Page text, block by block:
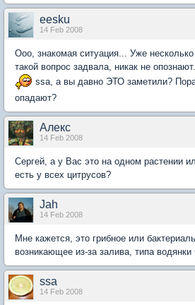
eesku
14 Feb 2008
Ооо, знакомая ситуация... Уже
такой вопрос задвала, никак не
ssa, а вы давно ЭТО заметили?
опадают?
Aлекc
14 Feb 2008
Сергей, а у Вас это на одном растении
есть у всех цитрусов?
Jah
14 Feb 2008
Мне кажется, это грибное или
возникающее из-за залива, типа водянки
ssa
14 Feb 2008